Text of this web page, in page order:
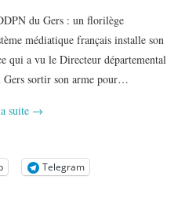
du Gers : un florilège
médiatique français installe son
qui a vu le Directeur départemental
sortir son arme pour…
suite →
Telegram